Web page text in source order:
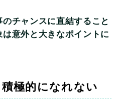
チャンスに直結すること
意外と大きなポイントに
極的になれない